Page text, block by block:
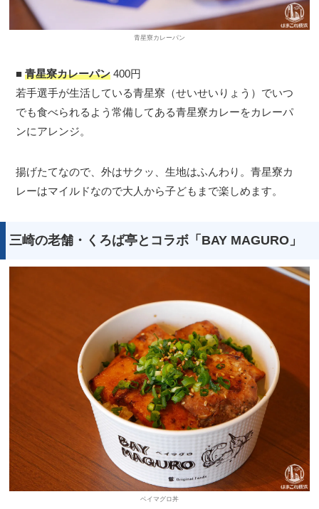
青星寮カレーパン
■青星寮カレーパン 400円
若手選手が生活している青星寮（せいせいりょう）でいつ
でも食べられるよう常備してある青星寮カレーをカレーパ
ンにアレンジ。
揚げたてなので、外はサクッ、生地はふんわり。青星寮カ
レーはマイルドなので大人から子どもまで楽しめます。
三崎の老舗・くろば亭とコラボ「BAY MAGURO」
ベイマグロ丼